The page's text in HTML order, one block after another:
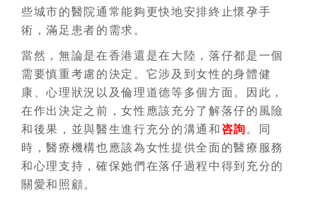
些城市的醫院通常能夠更快地安排終止懷孕手
術，滿足患者的需求。
當然，無論是在香港還是在大陸，落仔都是一個
需要慎重考慮的決定。它涉及到女性的身體健
康、心理狀況以及倫理道德等多個方面。因此，
在作出決定之前，女性應該充分了解落仔的風險
和後果，並與醫生進行充分的溝通和 咨詢 。同
時，醫療機構也應該為女性提供全面的醫療服務
和心理支持，確保她們在落仔過程中得到充分的
關愛和照顧。